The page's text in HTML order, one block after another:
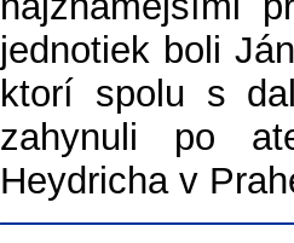
jednotiek boli
ktorí spolu s
zahynuli po
Heydricha v